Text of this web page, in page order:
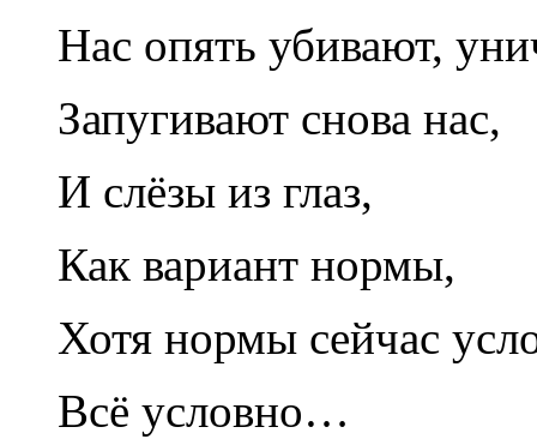
Нас опять убивают,
Запугивают снова нас,
И слёзы из глаз,
Как вариант нормы,
Хотя нормы сейчас
Всё условно…